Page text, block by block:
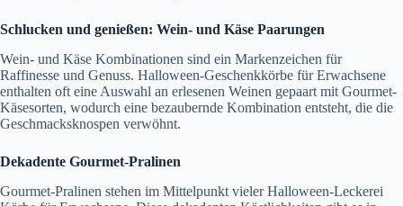
Schlucken und genießen: Wein- und Käse Paarungen
Wein- und Käse Kombinationen sind ein Markenzeichen für
Raffinesse und Genuss. Halloween-Geschenkkörbe für Erwachsene
enthalten oft eine Auswahl an erlesenen Weinen gepaart mit Gourmet-
Käsesorten, wodurch eine bezaubernde Kombination entsteht, die die
Geschmacksknospen verwöhnt.
Dekadente Gourmet-Pralinen
Gourmet-Pralinen stehen im Mittelpunkt vieler Halloween-Leckerei